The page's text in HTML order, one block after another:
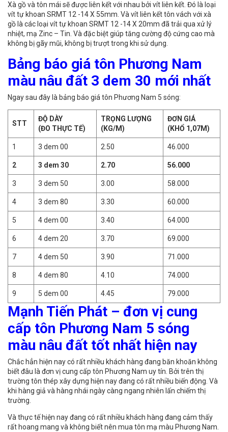
Xà gồ và tôn mái sẽ được liên kết với nhau bởi vít liên kết. Đó là loại
vít tự khoan SRMT 12 -14 X 55mm. Và vít liên kết tôn vách với xà
gồ là các loại vít tự khoan SRMT 12 -14 X 20mm đã trải qua xử lý
nhiệt, mạ Zinc – Tin. Và đặc biệt giúp tăng cường độ cứng cao mà
không bị gãy mũi, không bị trượt trong khi sử dụng.
Bảng báo giá tôn Phương Nam
màu nâu đất 3 dem 30 mới nhất
Ngay sau đây là bảng báo giá tôn Phương Nam 5 sóng:
STT
ĐỘ DÀY
(ĐO THỰC TẾ)
TRỌNG LƯỢNG
(KG/M)
ĐƠN GIÁ
(KHỔ 1,07M)
1 3 dem 00 2.50 46.000
2 3 dem 30 2.70 56.000
3 3 dem 50 3.00 58.000
4 3 dem 80 3.30 60.000
5 4 dem 00 3.40 64.000
6 4 dem 20 3.70 69.000
7 4 dem 50 3.90 71.000
8 4 dem 80 4.10 74.000
9 5 dem 00 4.45 79.000
Mạnh Tiến Phát – đơn vị cung
cấp tôn Phương Nam 5 sóng
màu nâu đất tốt nhất hiện nay
Chắc hẳn hiện nay có rất nhiều khách hàng đang băn khoăn không
biết đâu là đơn vị cung cấp tôn Phương Nam uy tín. Bởi trên thị
trường tôn thép xây dựng hiện nay đang có rất nhiều biến động. Và
khi hàng giả và hàng nhái ngày càng ngang nhiên lấn chiếm thị
trường.
Và thực tế hiện nay đang có rất nhiều khách hàng đang cảm thấy
rất hoang mang và không biết nên mua tôn mạ màu Phương Nam.